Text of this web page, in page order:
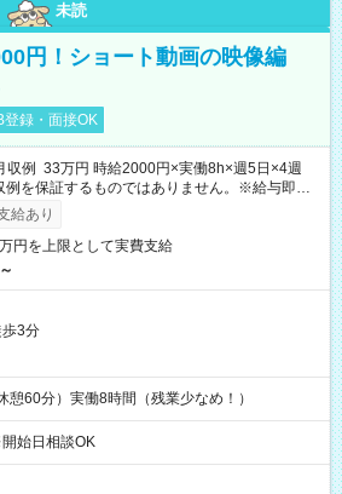
未読
円！ショート動画の映像編
登録・面接OK
例 33万円 時給2000円×実働8h×週5日×4週
を保証するものではありません。※給与即受
可（利用条件有）
給あり
円を上限として実費支給
3分
憩60分）実働8時間（残業少なめ！）
始日相談OK